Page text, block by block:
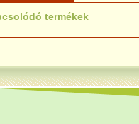
termékek